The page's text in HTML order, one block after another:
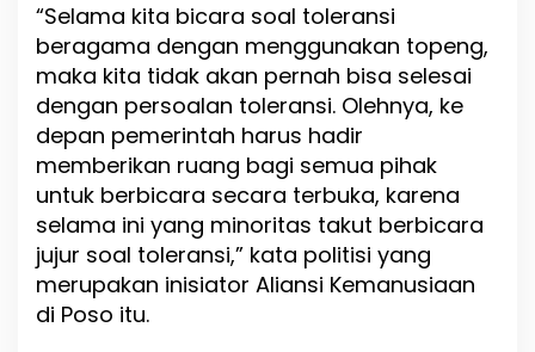
“Selama kita bicara soal toleransi
beragama dengan menggunakan topeng,
maka kita tidak akan pernah bisa selesai
dengan persoalan toleransi. Olehnya, ke
depan pemerintah harus hadir
memberikan ruang bagi semua pihak
untuk berbicara secara terbuka, karena
selama ini yang minoritas takut berbicara
jujur soal toleransi,” kata politisi yang
merupakan inisiator Aliansi Kemanusiaan
di Poso itu.